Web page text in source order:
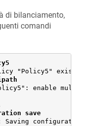
di bilanciamento,
comandi
"Policy5" exists.
enable
save
Saving